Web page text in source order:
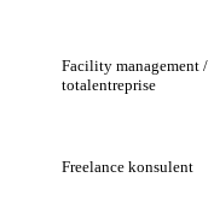
Facility management /
totalentreprise
Freelance konsulent